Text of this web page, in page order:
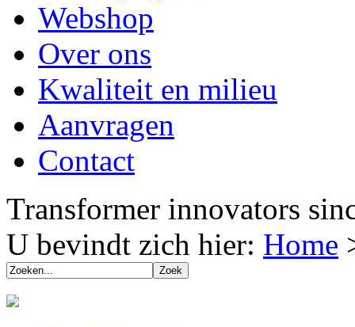
Webshop
Over ons
Kwaliteit en milieu
Aanvragen
Contact
Transformer innovators
U bevindt zich hier: Home